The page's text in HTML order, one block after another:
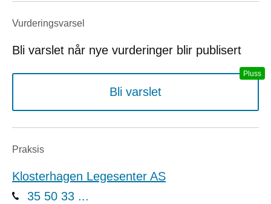
Vurderings­varsel
Bli varslet når nye vurderinger blir publisert
Bli varslet
Praksis
Klosterhagen Legesenter AS
35 50 33 ...